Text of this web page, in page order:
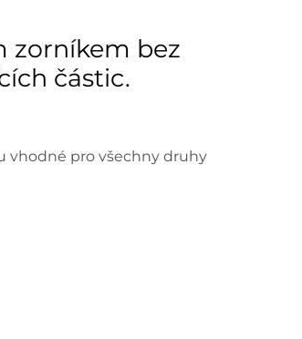
zorníkem bez
částic.
vhodné pro všechny druhy